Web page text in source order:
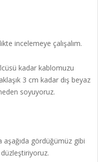
incelemeye çalışalım.
kadar kablomuzu
3 cm kadar dış beyaz
soyuyoruz.
gördüğümüz gibi